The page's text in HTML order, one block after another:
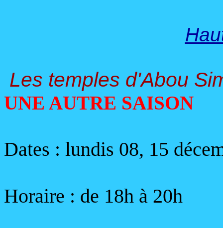
Les temples d'Abou
UNE AUTRE SAISON
Dates : lundis 08, 15
Horaire : de 18h à 20h